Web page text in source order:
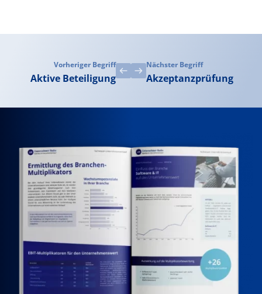
Vorheriger Begriff
Aktive Beteiligung
Nächster Begriff
Akzeptanzprüfung